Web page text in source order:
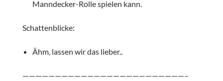
Manndecker-Rolle spielen kann.
Schattenblicke:
Ähm, lassen wir das lieber..
—————————————————————————–